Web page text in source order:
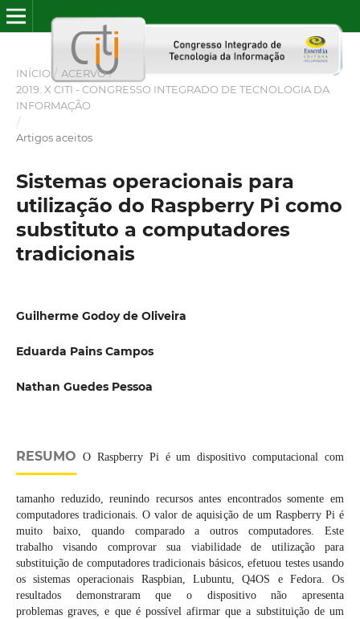
INÍCIO / ACERVO /
2019: X CITI - CONGRESSO INTEGRADO DE TECNOLOGIA DA
INFORMAÇÃO
/
Artigos aceitos
Sistemas operacionais para
utilização do Raspberry Pi como
substituto a computadores
tradicionais
Guilherme Godoy de Oliveira
Eduarda Pains Campos
Nathan Guedes Pessoa
RESUMO O Raspberry Pi é um dispositivo computacional com
tamanho reduzido, reunindo recursos antes encontrados somente em
computadores tradicionais. O valor de aquisição de um Raspberry Pi é
muito baixo, quando comparado a outros computadores. Este
trabalho visando comprovar sua viabilidade de utilização para
substituição de computadores tradicionais básicos, efetuou testes usando
os sistemas operacionais Raspbian, Lubuntu, Q4OS e Fedora. Os
resultados demonstraram que o dispositivo não apresenta
problemas graves, e que é possível afirmar que a substituição de um